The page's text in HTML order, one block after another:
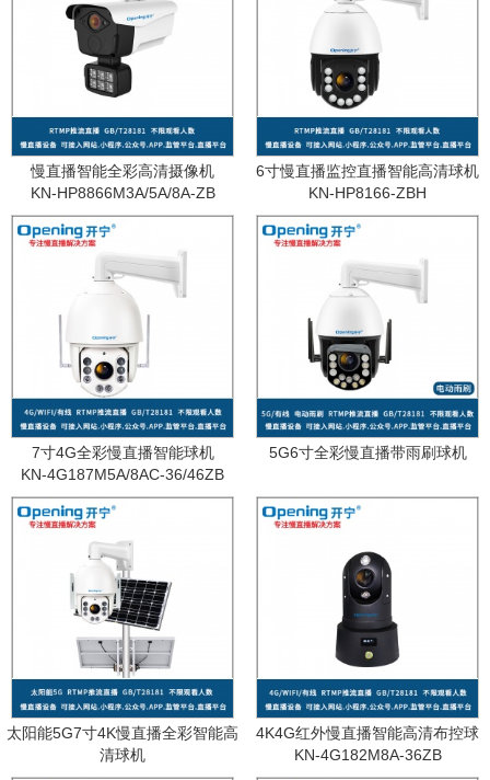
慢直播智能全彩高清摄像机
KN-HP8866M3A/5A/8A-ZB
6寸慢直播监控直播智能高清球机
KN-HP8166-ZBH
7寸4G全彩慢直播智能球机
KN-4G187M5A/8AC-36/46ZB
5G6寸全彩慢直播带雨刷球机
太阳能5G7寸4K慢直播全彩智能高
清球机
4K4G红外慢直播智能高清布控球
KN-4G182M8A-36ZB